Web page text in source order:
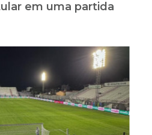
em uma partida